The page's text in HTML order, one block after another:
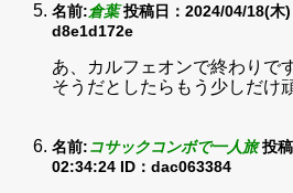
名前:倉葉 投稿日：2024/04/18(木
d8e1d172e
あ、カルフェオンで終わりで
そうだとしたらもう少しだけ
名前:コサックコンボで一人旅 投
02:34:24 ID：dac063384